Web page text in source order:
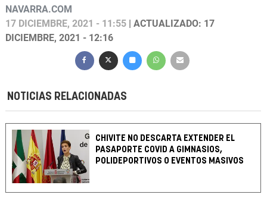
NAVARRA.COM
17 DICIEMBRE, 2021 - 11:55 | ACTUALIZADO: 17
DICIEMBRE, 2021 - 12:16
NOTICIAS RELACIONADAS
CHIVITE NO DESCARTA EXTENDER EL
PASAPORTE COVID A GIMNASIOS,
POLIDEPORTIVOS O EVENTOS MASIVOS